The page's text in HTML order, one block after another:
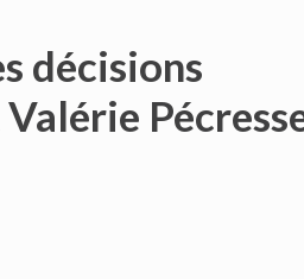
décisions